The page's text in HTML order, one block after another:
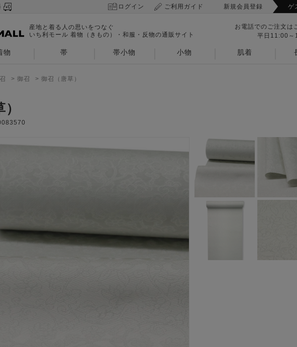
ログイン ご利用ガイド 新規会員登録 ゲ
産地と着る人の思いをつなぐ
いち利モール 着物（きもの）・和服・反物の通販サイト
お電話でのご注文は
平日11:00～
物 帯 帯小物 小物 肌着
> 御召 > 御召（唐草）